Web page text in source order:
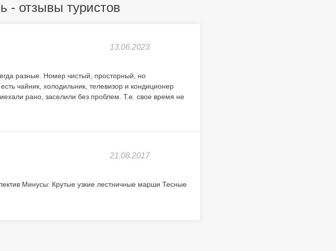
- отзывы туристов
13.06.2023
разные. Номер чистый, просторный, но
чайник, холодильник, телевизор и кондиционер
рано, заселили без проблем. Т.е. свое время не
21.08.2017
Минусы: Крутые узкие лестничные марши Тесные